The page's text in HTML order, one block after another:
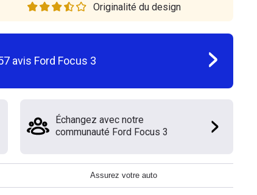
Originalité du design
avis Ford Focus 3
Échangez avec notre
communauté Ford Focus 3
Assurez votre auto